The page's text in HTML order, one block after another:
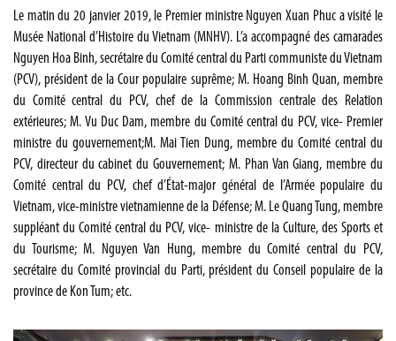
Le matin du 20 janvier 2019, le Premier ministre Nguyen Xuan Phuc a visité le
Musée National d’Histoire du Vietnam (MNHV). L’a accompagné des camarades
Nguyen Hoa Binh, secrétaire du Comité central du Parti communiste du Vietnam
(PCV), président de la Cour populaire suprême; M. Hoang Binh Quan, membre
du Comité central du PCV, chef de la Commission centrale des Relation
extérieures; M. Vu Duc Dam, membre du Comité central du PCV, vice- Premier
ministre du gouvernement;M. Mai Tien Dung, membre du Comité central du
PCV, directeur du cabinet du Gouvernement; M. Phan Van Giang, membre du
Comité central du PCV, chef d’État-major général de l’Armée populaire du
Vietnam, vice-ministre vietnamienne de la Défense; M. Le Quang Tung, membre
suppléant du Comité central du PCV, vice- ministre de la Culture, des Sports et
du Tourisme; M. Nguyen Van Hung, membre du Comité central du PCV,
secrétaire du Comité provincial du Parti, président du Conseil populaire de la
province de Kon Tum; etc.